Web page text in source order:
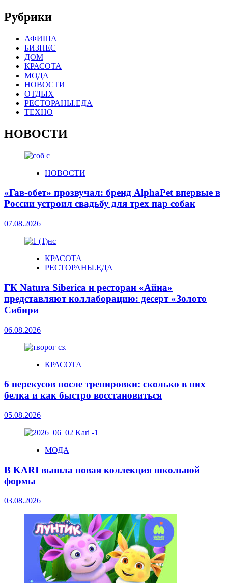
Рубрики
АФИША
БИЗНЕС
ДОМ
КРАСОТА
МОДА
НОВОСТИ
ОТДЫХ
РЕСТОРАНЫ.ЕДА
ТЕХНО
НОВОСТИ
НОВОСТИ
«Гав-обет» прозвучал: бренд AlphaPet впервые в
России устроил свадьбу для трех пар собак
07.08.2026
КРАСОТА
РЕСТОРАНЫ.ЕДА
ГК Natura Siberica и ресторан «Айна»
представляют коллаборацию: десерт «Золото
Сибири
06.08.2026
КРАСОТА
6 перекусов после тренировки: сколько в них
белка и как быстро восстановиться
05.08.2026
МОДА
В KARI вышла новая коллекция школьной
формы
03.08.2026